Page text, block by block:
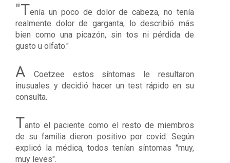
"Tenía un poco de dolor de cabeza, no tenía
realmente dolor de garganta, lo describió más
bien como una picazón, sin tos ni pérdida de
gusto u olfato."
A Coetzee estos síntomas le resultaron
inusuales y decidió hacer un test rápido en su
consulta.
Tanto el paciente como el resto de miembros
de su familia dieron positivo por covid. Según
explicó la médica, todos tenían síntomas "muy,
muy leves".